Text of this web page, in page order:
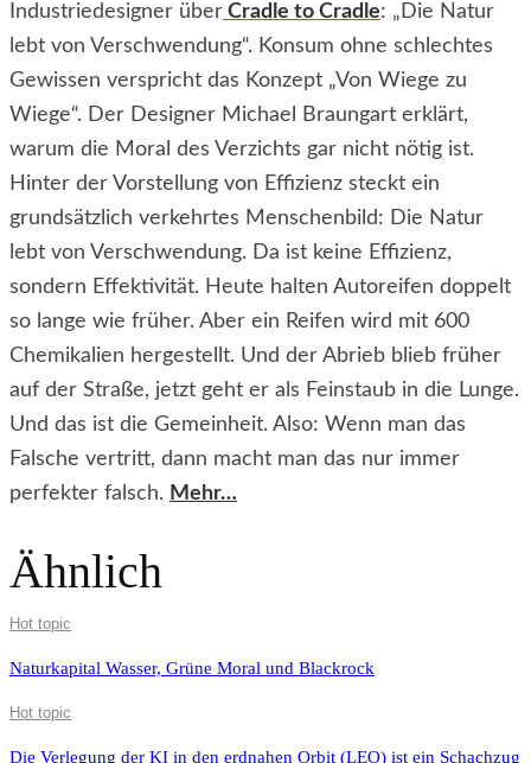
Industriedesigner über Cradle to Cradle: „Die Natur
lebt von Verschwendung“. Konsum ohne schlechtes
Gewissen verspricht das Konzept „Von Wiege zu
Wiege“. Der Designer Michael Braungart erklärt,
warum die Moral des Verzichts gar nicht nötig ist.
Hinter der Vorstellung von Effizienz steckt ein
grundsätzlich verkehrtes Menschenbild: Die Natur
lebt von Verschwendung. Da ist keine Effizienz,
sondern Effektivität. Heute halten Autoreifen doppelt
so lange wie früher. Aber ein Reifen wird mit 600
Chemikalien hergestellt. Und der Abrieb blieb früher
auf der Straße, jetzt geht er als Feinstaub in die Lunge.
Und das ist die Gemeinheit. Also: Wenn man das
Falsche vertritt, dann macht man das nur immer
perfekter falsch. Mehr…
Ähnlich
Hot topic
Naturkapital Wasser, Grüne Moral und Blackrock
Hot topic
Die Verlegung der KI in den erdnahen Orbit (LEO) ist ein Schachzug